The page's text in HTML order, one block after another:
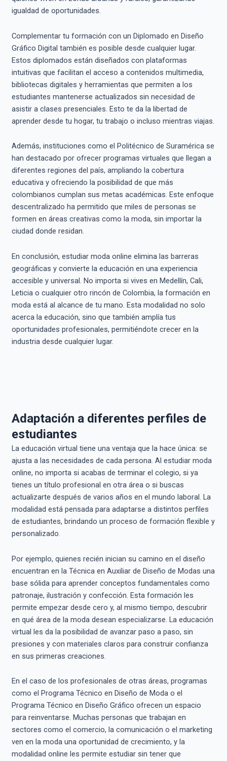
igualdad de oportunidades.
Complementar tu formación con un Diplomado en Diseño
Gráfico Digital también es posible desde cualquier lugar.
Estos diplomados están diseñados con plataformas
intuitivas que facilitan el acceso a contenidos multimedia,
bibliotecas digitales y herramientas que permiten a los
estudiantes mantenerse actualizados sin necesidad de
asistir a clases presenciales. Esto te da la libertad de
aprender desde tu hogar, tu trabajo o incluso mientras viajas.
Además, instituciones como el Politécnico de Suramérica se
han destacado por ofrecer programas virtuales que llegan a
diferentes regiones del país, ampliando la cobertura
educativa y ofreciendo la posibilidad de que más
colombianos cumplan sus metas académicas. Este enfoque
descentralizado ha permitido que miles de personas se
formen en áreas creativas como la moda, sin importar la
ciudad donde residan.
En conclusión, estudiar moda online elimina las barreras
geográficas y convierte la educación en una experiencia
accesible y universal. No importa si vives en Medellín, Cali,
Leticia o cualquier otro rincón de Colombia, la formación en
moda está al alcance de tu mano. Esta modalidad no solo
acerca la educación, sino que también amplía tus
oportunidades profesionales, permitiéndote crecer en la
industria desde cualquier lugar.
Adaptación a diferentes perfiles de
estudiantes
La educación virtual tiene una ventaja que la hace única: se
ajusta a las necesidades de cada persona. Al estudiar moda
online, no importa si acabas de terminar el colegio, si ya
tienes un título profesional en otra área o si buscas
actualizarte después de varios años en el mundo laboral. La
modalidad está pensada para adaptarse a distintos perfiles
de estudiantes, brindando un proceso de formación flexible y
personalizado.
Por ejemplo, quienes recién inician su camino en el diseño
encuentran en la Técnica en Auxiliar de Diseño de Modas una
base sólida para aprender conceptos fundamentales como
patronaje, ilustración y confección. Esta formación les
permite empezar desde cero y, al mismo tiempo, descubrir
en qué área de la moda desean especializarse. La educación
virtual les da la posibilidad de avanzar paso a paso, sin
presiones y con materiales claros para construir confianza
en sus primeras creaciones.
En el caso de los profesionales de otras áreas, programas
como el Programa Técnico en Diseño de Moda o el
Programa Técnico en Diseño Gráfico ofrecen un espacio
para reinventarse. Muchas personas que trabajan en
sectores como el comercio, la comunicación o el marketing
ven en la moda una oportunidad de crecimiento, y la
modalidad online les permite estudiar sin tener que